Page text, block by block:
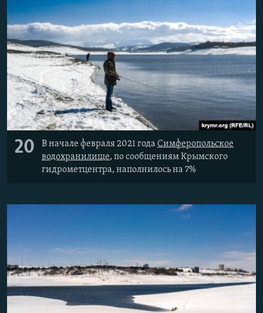
20 В начале февраля 2021 года Симферопольское
водохранилище, по сообщениям Крымского
гидрометцентра, наполнилось на 7%